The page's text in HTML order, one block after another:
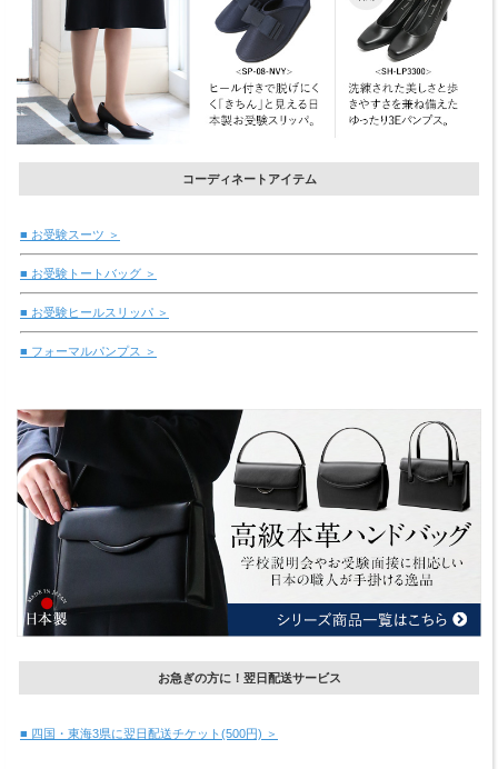
コーディネートアイテム
■ お受験スーツ ＞
■ お受験トートバッグ ＞
■ お受験ヒールスリッパ ＞
■ フォーマルパンプス ＞
お急ぎの方に！翌日配送サービス
■ 四国・東海3県に翌日配送チケット(500円) ＞